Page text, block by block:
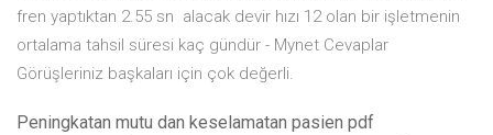
fren yaptıktan 2.55 sn alacak devir hızı 12 olan bir işletmenin
ortalama tahsil süresi kaç gündür - Mynet Cevaplar
Görüşleriniz başkaları için çok değerli.
Peningkatan mutu dan keselamatan pasien pdf